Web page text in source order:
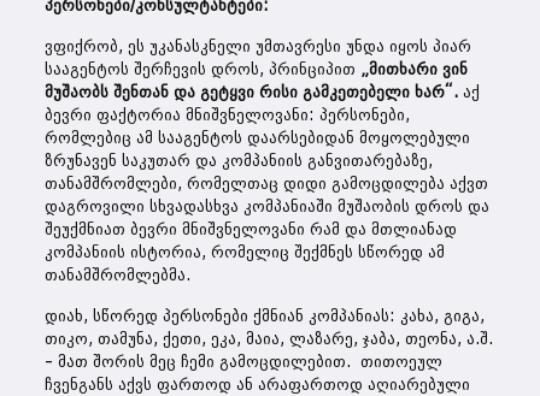
პერსონები/კონსულტანტები:
ვფიქრობ, ეს უკანასკნელი უმთავრესი უნდა იყოს პიარ
სააგენტოს შერჩევის დროს, პრინციპით „მითხარი ვინ
მუშაობს შენთან და გეტყვი რისი გამკეთებელი ხარ“. აქ
ბევრი ფაქტორია მნიშვნელოვანი: პერსონები,
რომლებიც ამ სააგენტოს დაარსებიდან მოყოლებული
ზრუნავენ საკუთარ და კომპანიის განვითარებაზე,
თანამშრომლები, რომელთაც დიდი გამოცდილება აქვთ
დაგროვილი სხვადასხვა კომპანიაში მუშაობის დროს და
შეუქმნიათ ბევრი მნიშვნელოვანი რამ და მთლიანად
კომპანიის ისტორია, რომელიც შექმნეს სწორედ ამ
თანამშრომლებმა.
დიახ, სწორედ პერსონები ქმნიან კომპანიას: კახა, გიგა,
თიკო, თამუნა, ქეთი, ეკა, მაია, ლაზარე, ჯაბა, თეონა, ა.შ.
– მათ შორის მეც ჩემი გამოცდილებით. თითოეულ
ჩვენგანს აქვს ფართოდ ან არაფართოდ აღიარებული